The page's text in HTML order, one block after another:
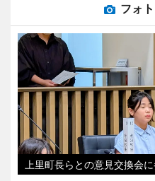
フォ
上里町長らとの意見交換会